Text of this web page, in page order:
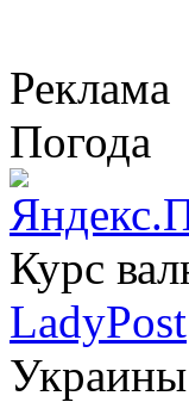
Реклама
Погода
Курс
LadyPost